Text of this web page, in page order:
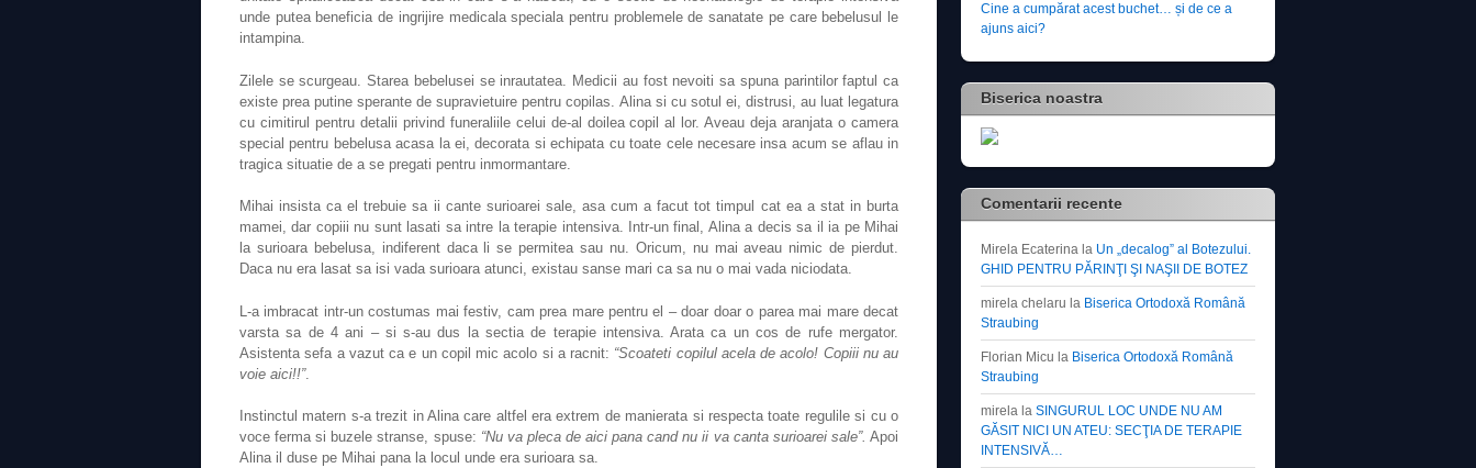
unde putea beneficia de ingrijire medicala speciala pentru problemele de sanatate pe care bebelusul le
intampina.
Zilele se scurgeau. Starea bebelusei se inrautatea. Medicii au fost nevoiti sa spuna parintilor faptul ca
existe prea putine sperante de supravietuire pentru copilas. Alina si cu sotul ei, distrusi, au luat legatura
cu cimitirul pentru detalii privind funeraliile celui de-al doilea copil al lor. Aveau deja aranjata o camera
special pentru bebelusa acasa la ei, decorata si echipata cu toate cele necesare insa acum se aflau in
tragica situatie de a se pregati pentru inmormantare.
Mihai insista ca el trebuie sa ii cante surioarei sale, asa cum a facut tot timpul cat ea a stat in burta
mamei, dar copiii nu sunt lasati sa intre la terapie intensiva. Intr-un final, Alina a decis sa il ia pe Mihai
la surioara bebelusa, indiferent daca li se permitea sau nu. Oricum, nu mai aveau nimic de pierdut.
Daca nu era lasat sa isi vada surioara atunci, existau sanse mari ca sa nu o mai vada niciodata.
L-a imbracat intr-un costumas mai festiv, cam prea mare pentru el – doar doar o parea mai mare decat
varsta sa de 4 ani – si s-au dus la sectia de terapie intensiva. Arata ca un cos de rufe mergator.
Asistenta sefa a vazut ca e un copil mic acolo si a racnit: “Scoateti copilul acela de acolo! Copiii nu au
voie aici!!”.
Instinctul matern s-a trezit in Alina care altfel era extrem de manierata si respecta toate regulile si cu o
voce ferma si buzele stranse, spuse: “Nu va pleca de aici pana cand nu ii va canta surioarei sale”. Apoi
Alina il duse pe Mihai pana la locul unde era surioara sa.
Cine a cumpărat acest buchet… și de ce a
ajuns aici?
Biserica noastra
Comentarii recente
Mirela Ecaterina la Un „decalog” al Botezului.
GHID PENTRU PĂRINŢI ŞI NAŞII DE BOTEZ
mirela chelaru la Biserica Ortodoxă Română
Straubing
Florian Micu la Biserica Ortodoxă Română
Straubing
mirela la SINGURUL LOC UNDE NU AM
GĂSIT NICI UN ATEU: SECŢIA DE TERAPIE
INTENSIVĂ…